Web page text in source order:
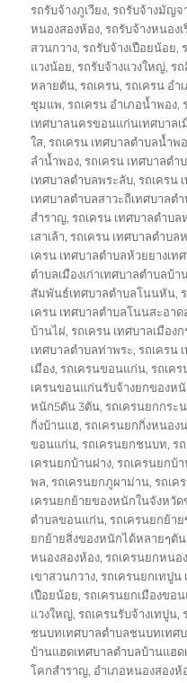
รถรับจ้างภูเวียง,รถรับจ้างมัญจ
หนองสองห้อง,รถรับจ้างหนองเ
สวนกวาง,รถรับจ้างเปือยน้อย,
แวงน้อย,รถรับจ้างแวงใหญ่,ร
หลายตัน,รถเครน,รถเครน อำ
ชุมแพ,รถเครน อำเภอน้ำพอง,
เทศบาลนครขอนแก่นเทศบาลเ
ใส,รถเครน เทศบาลตำบลน้ำพ
ลำน้ำพอง,รถเครน เทศบาลตำ
เทศบาลตำบลพระลับ,รถเครน
เทศบาลตำบลสาวะถีเทศบาลต
สำราญ,รถเครน เทศบาลตำบ
เสาเล้า,รถเครน เทศบาลตำบล
เครน เทศบาลตำบลห้วยยางเ
ตำบลเมืองเก่าเทศบาลตำบลบ้า
สัมพันธ์เทศบาลตำบลโนนหัน,
เครน เทศบาลตำบลโนนสะอาด
บ้านไผ่,รถเครน เทศบาลเมือง
เทศบาลตำบลท่าพระ,รถเครน
เมือง,รถเครนขอนแก่น,รถเค
เครนขอนแก่นรับจ้างยกของห
หนัก5ตัน 3ตัน,รถเครนยกกระ
กิ่งบ้านแฮ,รถเครนยกกิ่งหนอง
ขอนแก่น,รถเครนยกชนบท,ร
เครนยกบ้านฝาง,รถเครนยกบ้
พล,รถเครนยกภูผาม่าน,รถเค
เครนยกย้ายของหนักในจังหวั
ตำบลขอนแก่น,รถเครนยกย้า
ยกย้ายสิ่งของหนักได้หลายๆตัน
หนองสองห้อง,รถเครนยกหนอง
เขาสวนกวาง,รถเครนยกเทปู
เปือยน้อย,รถเครนยกเมืองขอ
แวงใหญ่,รถเครนรับจ้างเทปูน,
ชนบทเทศบาลตำบลชนบทเทศ
บ้านแฮดเทศบาลตำบลบ้านแฮด
โคกสำราญ, อำเภอหนองสองห้